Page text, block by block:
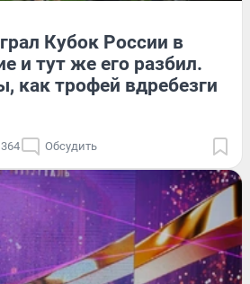
Кубок России в
и тут же его разбил.
как трофей вдребезги
Обсудить